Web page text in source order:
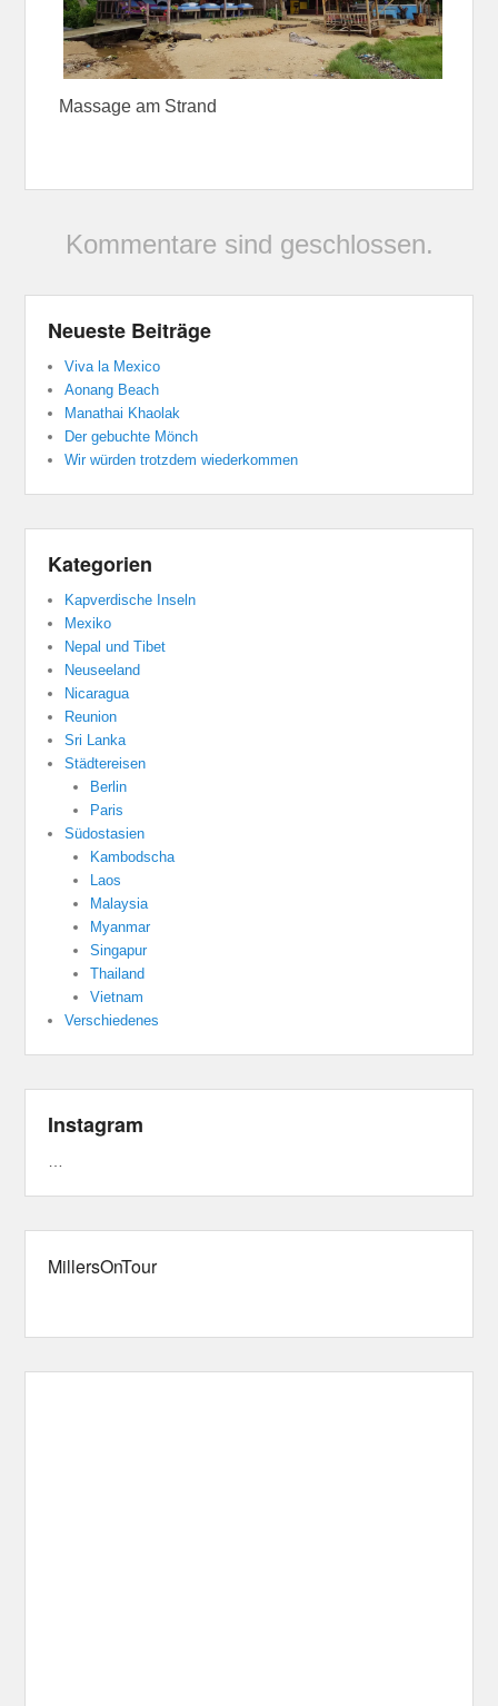
Massage am Strand
Kommentare sind geschlossen.
Neueste Beiträge
Viva la Mexico
Aonang Beach
Manathai Khaolak
Der gebuchte Mönch
Wir würden trotzdem wiederkommen
Kategorien
Kapverdische Inseln
Mexiko
Nepal und Tibet
Neuseeland
Nicaragua
Reunion
Sri Lanka
Städtereisen
Berlin
Paris
Südostasien
Kambodscha
Laos
Malaysia
Myanmar
Singapur
Thailand
Vietnam
Verschiedenes
Instagram
…
MillersOnTour